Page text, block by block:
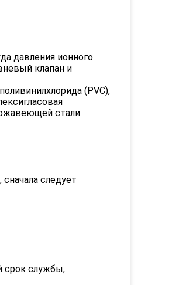
давления ионного
клапан и
(PVC),
стали
следует
срок службы,